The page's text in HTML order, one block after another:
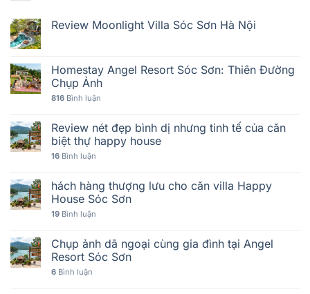
Review Moonlight Villa Sóc Sơn Hà Nội
Homestay Angel Resort Sóc Sơn: Thiên Đường
Chụp Ảnh
816 Bình luận
Review nét đẹp bình dị nhưng tinh tế của căn
biệt thự happy house
16 Bình luận
hách hàng thượng lưu cho căn villa Happy
House Sóc Sơn
19 Bình luận
Chụp ảnh dã ngoại cùng gia đình tại Angel
Resort Sóc Sơn
6 Bình luận